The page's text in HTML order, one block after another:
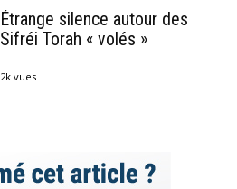
Étrange silence autour des
Sifréi Torah « volés »
2k vues